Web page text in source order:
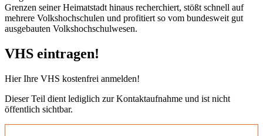
Grenzen seiner Heimatstadt hinaus recherchiert, stößt schnell auf
mehrere Volkshochschulen und profitiert so vom bundesweit gut
ausgebauten Volkshochschulwesen.
VHS eintragen!
Hier Ihre VHS kostenfrei anmelden!
Dieser Teil dient lediglich zur Kontaktaufnahme und ist nicht
öffentlich sichtbar.